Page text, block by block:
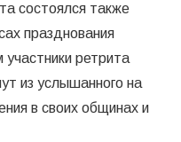
состоялся также
празднования
участники ретрита
из услышанного на
в своих общинах и